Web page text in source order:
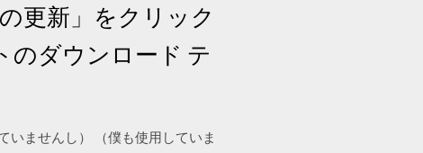
更新」をクリック
のダウンロード テ
いませんし） （僕も使用していま